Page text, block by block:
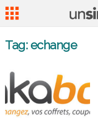
Tag: echange